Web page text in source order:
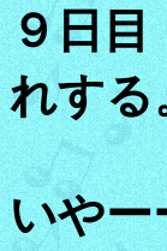
９日目
れする
いやー